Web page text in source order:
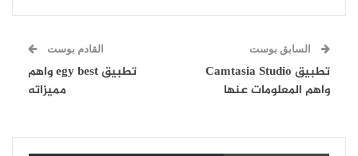
السابق بوست
تطبيق Camtasia Studio
واهم المعلومات عنها
القادم بوست
تطبيق egy best واهم
مميزاته